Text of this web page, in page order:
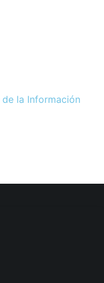
la Información